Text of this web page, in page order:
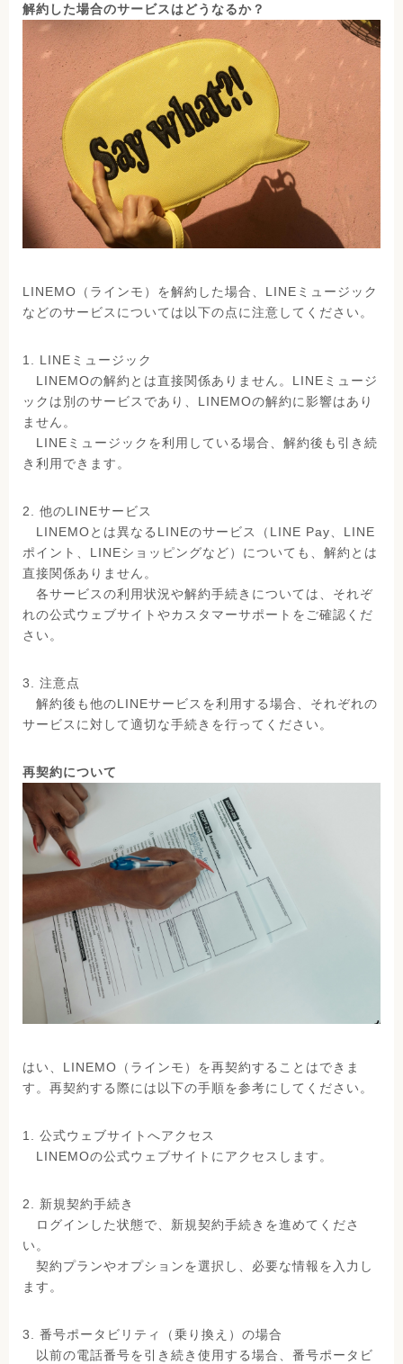
解約した場合のサービスはどうなるか？
LINEMO（ラインモ）を解約した場合、LINEミュージック
などのサービスについては以下の点に注意してください。
1. LINEミュージック
LINEMOの解約とは直接関係ありません。LINEミュージ
ックは別のサービスであり、LINEMOの解約に影響はあり
ません。
LINEミュージックを利用している場合、解約後も引き続
き利用できます。
2. 他のLINEサービス
LINEMOとは異なるLINEのサービス（LINE Pay、LINE
ポイント、LINEショッピングなど）についても、解約とは
直接関係ありません。
各サービスの利用状況や解約手続きについては、それぞ
れの公式ウェブサイトやカスタマーサポートをご確認くだ
さい。
3. 注意点
解約後も他のLINEサービスを利用する場合、それぞれの
サービスに対して適切な手続きを行ってください。
再契約について
はい、LINEMO（ラインモ）を再契約することはできま
す。再契約する際には以下の手順を参考にしてください。
1. 公式ウェブサイトへアクセス
LINEMOの公式ウェブサイトにアクセスします。
2. 新規契約手続き
ログインした状態で、新規契約手続きを進めてくださ
い。
契約プランやオプションを選択し、必要な情報を入力し
ます。
3. 番号ポータビリティ（乗り換え）の場合
以前の電話番号を引き続き使用する場合、番号ポータビ